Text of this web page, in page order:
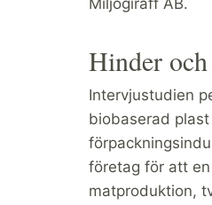
Miljögiraff AB.
Hinder
Intervjustudien
biobaserad
företag för att
matproduktion,